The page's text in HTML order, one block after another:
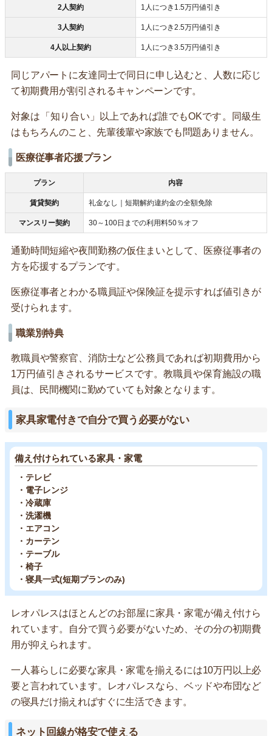
2人契約 1人につき1.5万円値引き
3人契約 1人につき2.5万円値引き
4人以上契約 1人につき3.5万円値引き
同じアパートに友達同士で同日に申し込むと、人数に応じ
て初期費用が割引されるキャンペーンです。
対象は「知り合い」以上であれば誰でもOKです。同級生
はもちろんのこと、先輩後輩や家族でも問題ありません。
医療従事者応援プラン
プラン 内容
賃貸契約 礼金なし｜短期解約違約金の全額免除
マンスリー契約 30～100日までの利用料50％オフ
通勤時間短縮や夜間勤務の仮住まいとして、医療従事者の
方を応援するプランです。
医療従事者とわかる職員証や保険証を提示すれば値引きが
受けられます。
職業別特典
教職員や警察官、消防士など公務員であれば初期費用から
1万円値引きされるサービスです。教職員や保育施設の職
員は、民間機関に勤めていても対象となります。
家具家電付きで自分で買う必要がない
備え付けられている家具・家電
・テレビ
・電子レンジ
・冷蔵庫
・洗濯機
・エアコン
・カーテン
・テーブル
・椅子
・寝具一式(短期プランのみ)
レオパレスはほとんどのお部屋に家具・家電が備え付けら
れています。自分で買う必要がないため、その分の初期費
用が抑えられます。
一人暮らしに必要な家具・家電を揃えるには10万円以上必
要と言われています。レオパレスなら、ベッドや布団など
の寝具だけ揃えればすぐに生活できます。
ネット回線が格安で使える